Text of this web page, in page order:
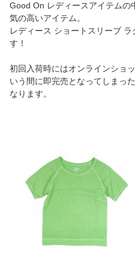
Good On レディースアイテムの
気の高いアイテム。
レディース ショートスリーブ
す！
初回入荷時にはオンラインショ
いう間に即完売となってしまっ
なります。